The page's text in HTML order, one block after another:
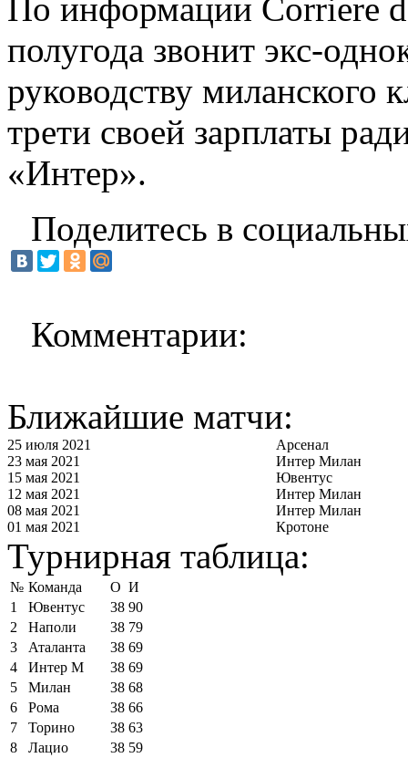
По информации Corriere
полугода звонит экс-
руководству миланского
трети своей зарплаты
«Интер».
Поделитесь в
Комментарии:
Ближайшие матчи:
25 июля 2021
Арсенал
23 мая 2021
Интер Милан
15 мая 2021
Ювентус
12 мая 2021
Интер Милан
08 мая 2021
Интер Милан
01 мая 2021
Кротоне
Турнирная таблица:
№ Команда О И
1
Ювентус 38 90
2
Наполи 38 79
3
Аталанта 38 69
4
Интер М 38 69
5
Милан 38 68
6
Рома 38 66
7
Торино 38 63
8
Лацио 38 59